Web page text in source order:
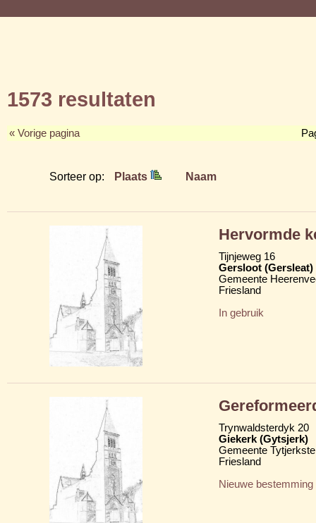
1573 resultaten
« Vorige pagina
Sorteer op: Plaats Naam
Hervormde
Tijnjeweg 16
Gersloot (Gersleat)
Gemeente
Friesland
In gebruik
Trynwaldsterdyk 20
Giekerk (Gytsjerk)
Gemeente
Friesland
Nieuwe bestemming